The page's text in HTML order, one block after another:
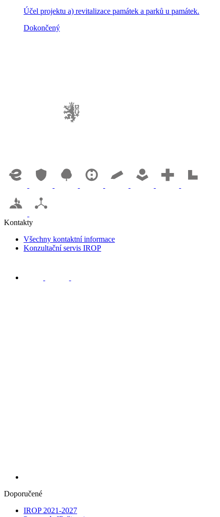
Účel projektu a) revitalizace památek a parků u památek.
Dokončený
Kontakty
Všechny kontaktní informace
Konzultační servis IROP
Doporučené
IROP 2021-2027